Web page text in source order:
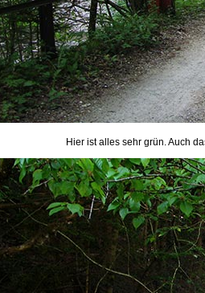
Hier ist alles sehr grün. Auch